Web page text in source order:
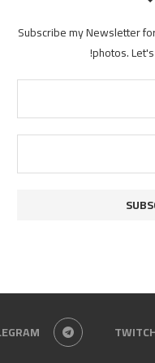
Subscribe my Newsletter
photos.